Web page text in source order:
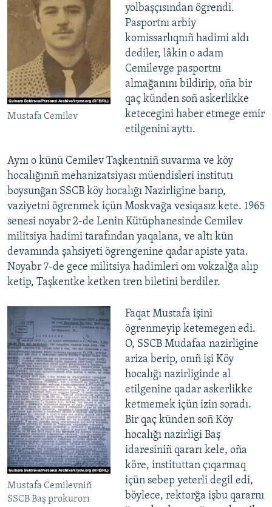
Mustafa Cemilev
yolbaşçısından ögrendi.
Pasportnı arbiy
komissarlıqnıñ hadimi aldı
dediler, lâkin o adam
Cemilevge pasportnı
almağanını bildirip, oña bir
qaç künden soñ askerlikke
ketecegini haber etmege emir
etilgenini ayttı.
Aynı o künü Cemilev Taşkentniñ suvarma ve köy
hocalığınıñ mehanizatsiyası müendisleri institutı
boysunğan SSCB köy hocalığı Nazirligine barıp,
vaziyetni ögrenmek içün Moskvağa vesiqasız kete. 1965
senesi noyabr 2-de Lenin Kütüphanesinde Cemilev
militsiya hadimi tarafından yaqalana, ve altı kün
devamında şahsiyeti ögrengenine qadar apiste yata.
Noyabr 7-de gece militsiya hadimleri onı vokzalğa alıp
ketip, Taşkentke ketken tren biletini berdiler.
Mustafa Cemilevniñ
SSCB Baş prokurorı
Faqat Mustafa işini
ögrenmeyip ketemegen edi.
O, SSCB Mudafaa nazirligine
ariza berip, onıñ işi Köy
hocalığı nazirliginde al
etilgenine qadar askerlikke
ketmemek içün izin soradı.
Bir qaç künden soñ Köy
hocalığı nazirligi Baş
idaresiniñ qararı kele, oña
köre, instituttan çıqarmaq
içün sebep yeterli degil edi,
böylece, rektorğa işbu qararnı